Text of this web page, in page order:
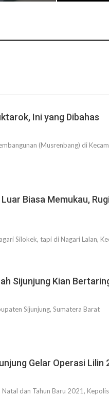
Ini yang Dibahas
(Musrenbang) di
Biasa Memukau,
Silokek, tapi di Nagari Lalan,
Sijunjung Kian
Sijunjung, Sumatera Barat
Gelar Operasi Lilin
Natal dan Tahun Baru 2021,